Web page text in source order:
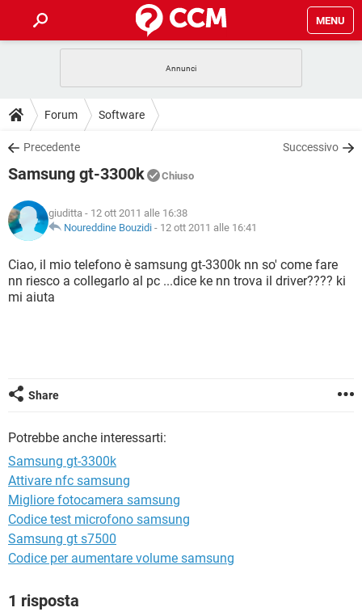
MENU
INTRATTENIMENTO
iOS
INSTAGRAM WHATSAPP
TIKTOK
HARDWARE
GUIDE
COVID-19
INSTAGRAM
TIKTOK
HARDWARE
DOWNLOAD
COVID-19 GAMING
INTRATTENIMENTO
iOS WINDOWS 10
INSTAGRAM WHATSAPP
TIKTOK FACEBOOK
COVID-19
INTRATTENIMENTO
iOS WINDOWS 10
INSTAGRAM
GLOSSARIO
COVID-19 GAMING
INTRATTENIMENTO ANDROID
HARDWARE
Forum Software
Precedente Successivo
Samsung gt-3300k Chiuso
giuditta - 12 ott 2011 alle 16:38
Noureddine Bouzidi - 12 ott 2011 alle 16:41
Ciao, il mio telefono è samsung gt-3300k nn so' come fare
nn riesco a collegarlo al pc ...dice ke nn trova il driver???? ki
mi aiuta
Share
Potrebbe anche interessarti:
Samsung gt-3300k
Attivare nfc samsung
Migliore fotocamera samsung
Codice test microfono samsung
Samsung gt s7500
Codice per aumentare volume samsung
1 risposta